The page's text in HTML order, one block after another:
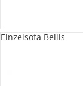
Einzelsofa Bellis